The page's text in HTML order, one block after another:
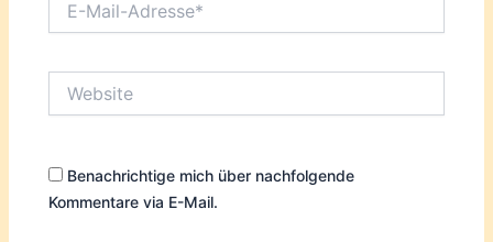
Mail-
Benachrichtige mich über nachfolgende
Kommentare via E-Mail.